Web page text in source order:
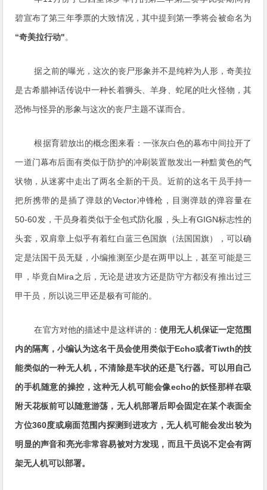
碧宣布了第三年季票的大致情况，其中提到第一季将会被命名为
“奇美拉行动"。
据之前的曝光，这次的丧尸形象并不是纯粹为人形，奇美拉
是古希腊神话传说中一种长着狮头、羊身、蛇尾的吐火怪物，其
恐怖与怪异的形象与这次的丧尸主题不谋而合。
根据育碧放出的概念图来看：一张灰白色的幕布中间拉开了
一道门幕布后面有类似于防护的冲刷装置散发出一种黯黄色的气
状物，从迷雾中走出了两名全新的干员。 近前的这名干员手持一
把所携带的是插了弹鼓的Vector冲锋枪，目测弹鼓的弹容量在
50-60发，干员身着类似于全包式防化服，头上有GIGN标志性的
头套，双肩章上似乎有着红白蓝三色国旗（法国国旗），可以确
定是法国干员无疑，小编推测至少是在两甲以上，甚至可能是三
甲，毕竟自Mira之后，无论是进攻方还是防守方都没有推出过三
甲干员，所以说三甲还是极有可能的。
在官方对他的描述中是这样讲的： 使用无人机保证一定范围
内的隔离，小编认为这名干员会使用类似于Echo或者Tiwth的技
能类似的一种无人机，不清除是车状的还是飞行器。可以用自己
的手机随意的操控，这种无人机可能会像echo的妖怪那样在吸
附天花板前可以随意游荡，无人机部署后即会固定在某个表面全
方位360度或扇面范围内探测到进攻方，无人机可能会发出较为
明显的声音和亮光非常容易被对方发现，而且干员说不定会有两
架无人机可以部署。